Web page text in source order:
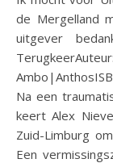
de Mergelland
uitgever
Na een
keert Alex
Zuid-Limburg
Een